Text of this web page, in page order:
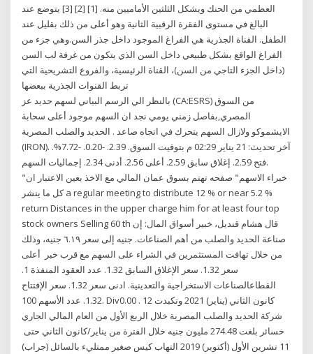
العظمي من الحنك ويشكل الثلثين الأماميين منه. [1] [2] [3] يتوضع عند
البالغ في مستوى الفقرة الرقبية الثانية وهو أعلى من ذلك بقليل عند
الطفل. القناة الجذرية هي الفراغ الموجود داخل جذر السن.وهي جزء من
الفراغ الواقع بشكل طبيعي داخل السن الذي يتكون من غرفة لب السن
(داخل الجزء التاجي من السن)، القناة الرئيسية، والفروع التشريحية التي
تربط القنوات الجذرية ببعضها
بالنظر الي الرسم البياني لسهم حديد عز (CA:ESRS) من السوق
المصري,بفاصل زمني يومي نجد ان السهم موجود أعلى سحابة
الايشموكو ولازال السهم يتحرك في اتجاه صاعد . الحديد والصلب المصرية
(IRON). آخر تحديث: 21 يناير 02:29 م بتوقيت السوق. 2.39. -0.20. -7.72%.
فتح 2.59. إغلاق سابق 2.59. أعلى 2.56. أدنى 2.34. إجماليات السهم.
‎"خبراء الاسهم" صفحه تهتم بسوق عمان المالي مع الاخذ بعين الاعتبار ان
كل ما ينشر a regular meeting to distribute 12 % or near 5.2 %
return Distances in the upper charge him for at least four top
stock owners Selling 60 th قال هشام قنديل، خبير أسواق المال: إن
صناعة الحديد والصلب من أهم الصناعات. جنيه إلى سعر ٦.١٩ جنيه، وذلك
من خلال تهافت المستثمرين في الشراء على السهم مع قرب خبر أعلى
سعر 1.32. سعر الإغلاق السابق 1.32. عدد العقود المنفذة 1.
القطاعالصناعات الاستخراجية والتعدينية. ادنى سعر 1.32. سعر الإفتتاح
1.32. عدد الأسهم 100. Div0.00 . 12 كانون الثاني (يناير) 2021 وتكبدت
شركة الحديد والصلب المصرية خلال الربع الأول من العام المالي الجاري
خسائر بلغت 274.48 مليون جنيه خلال الفترة من يناير/كانون الثاني حتى
11 تشرين الأول (أكتوبر) 2019 التهاب كيس صغير ممتليء بالسائل (جراب)